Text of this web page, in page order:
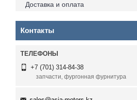
Доставка и оплата
Контакты
+7 (701) 314-84-38
запчасти, фургонная фурнитура